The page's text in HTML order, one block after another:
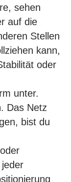
sehen
auf die
Stellen
kann,
oder
unter.
Das Netz
bist du
jeder